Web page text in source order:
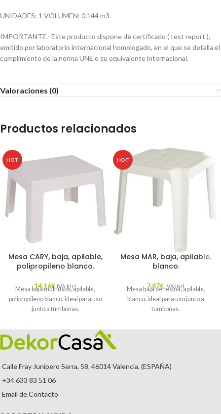
UNIDADES: 1 VOLUMEN: 0,144 m3
IMPORTANTE.- Este producto dispone de certificado ( test report ),
emitido por laboratorio internacional homologado, en el que se detalla el
cumplimiento de la norma UNE o su equivalente internacional.
Valoraciones (0)
Productos relacionados
HOT
Mesa CARY, baja, apilable,
polipropileno blanco.
14,16€ IVA Incl.
Mesa baja multiusos, apilable,
polipropileno blanco, ideal para uso
junto a tumbonas.
HOT
Mesa MAR, baja, apilable,
blanco.
7,87€ IVA Incl.
Mesa baja de resina, apilable,
blanco, ideal para uso junto a
tumbonas.
Calle Fray Junípero Serra, 58. 46014 Valencia. (ESPAÑA)
+34 633 83 51 06
Email de Contacto